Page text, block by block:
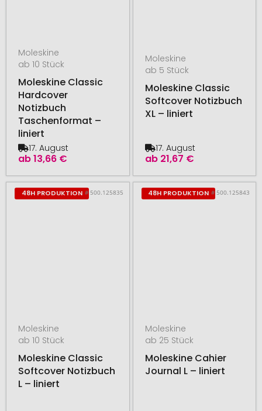
Moleskine
ab 10 Stück
Moleskine Classic
Hardcover
Notizbuch
Taschenformat –
liniert
ab13,66 €
17. August
Moleskine
ab 5 Stück
Moleskine Classic
Softcover Notizbuch
XL – liniert
ab 21,67 €
17. August
48H PRODUKTION # 500.125835
Moleskine
ab 10 Stück
Moleskine Classic
Softcover Notizbuch
L – liniert
48H PRODUKTION # 500.125843
Moleskine
ab 25 Stück
Moleskine Cahier
Journal L – liniert